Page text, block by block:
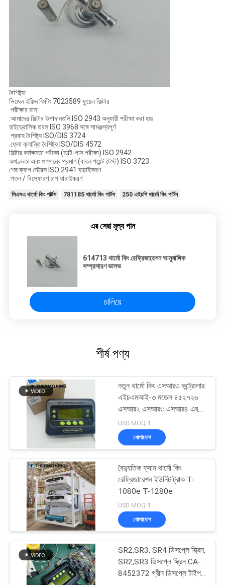
বৈশিষ্ট্য:
ডিজেল ইঞ্জিন ফিটিং 7023589 ফুয়েল ফিল্টার
.পরীক্ষার মান:
.আমাদের ফিল্টার উপাদানগুলি ISO 2943 অনুযায়ী পরীক্ষা করা হয়৷
হাইড্রোলিক তরল ISO 3968 সঙ্গে সামঞ্জস্যপূর্ণ
.প্রবাহ বৈশিষ্ট্য ISO/DIS 3724
.ফ্লো ক্লান্তি বৈশিষ্ট্য ISO/DIS 4572
ফিল্টার কর্মক্ষমতা পরীক্ষা (মাল্টি-পাস পরীক্ষা) ISO 2942
অখণ্ডতা এবং গুণমানের প্রমাণ (বাবল পয়েন্ট টেস্ট) ISO 3723
শেষ ক্যাপ স্ট্রেস ISO 2941 যাচাইকরণ
.পতন / বিস্ফোরণ চাপ যাচাইকরণ
সিএসএ থার্মো কিং পার্টস 781185 থার্মো কিং পার্টস 250 এইচপি থার্মো কিং পার্টস
এর সেরা মূল্য পান
614713 থার্মো কিং রেফ্রিজারেশন আনুষাঙ্গিক
সম্প্রসারণ ভালভ
চালিয়ে
শীর্ষ পণ্য
নতুন থার্মো কিং এসআর৩ কন্ট্রোলার
এইচএমআই-৩ মডেল ৪৫২৭২৬
এসআর২ এসআর৩ এসআর৪ এর
জন্য মেরামত পরিষেবা সহ
USD MOQ:1
যোগাযোগ
বৈদ্যুতিক ফ্যান থার্মো কিং
রেফ্রিজারেশন ইউনিট ট্রাক T-
1080e T-1280e
USD MOQ:1
যোগাযোগ
SR2,SR3, SR4 ডিসপ্লে স্ক্রিন,
SR2,SR3 ডিসপ্লে স্ক্রিন CA-
8452372 গ্রীন ডিসপ্লে টাইপ